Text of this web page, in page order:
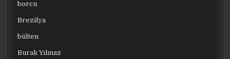
borcu
Brezilya
bülten
Burak Yılmaz